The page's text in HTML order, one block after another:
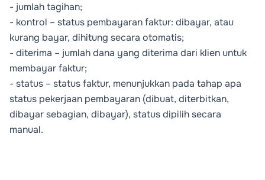
- jumlah tagihan;
- kontrol – status pembayaran faktur: dibayar, atau
kurang bayar, dihitung secara otomatis;
- diterima – jumlah dana yang diterima dari klien untuk
membayar faktur;
- status – status faktur, menunjukkan pada tahap apa
status pekerjaan pembayaran (dibuat, diterbitkan,
dibayar sebagian, dibayar), status dipilih secara
manual.